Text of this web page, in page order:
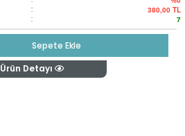
: 380,00 TL
: 7
Sepete Ekle
Ürün Detayı